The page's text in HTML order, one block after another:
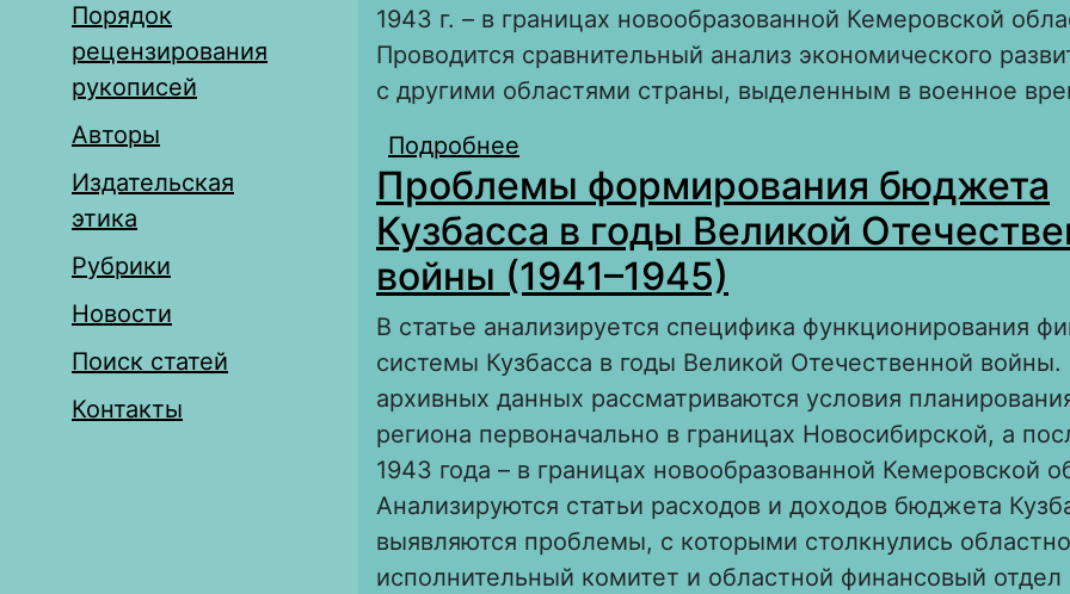
Порядок
рецензирования
рукописей
Авторы
Издательская
этика
Рубрики
Новости
Поиск статей
Контакты
1943 г. – в границах новообразованной Кемеровской
Проводится сравнительный анализ экономического
с другими областями страны, выделенным в военное
Подробнее
Великой Отечественной войны (1941–1945)
Проблемы формирования бюджета
Кузбасса в годы Великой
войны (1941–1945)
В статье анализируется специфика функционирования
системы Кузбасса в годы Великой Отечественной
архивных данных рассматриваются условия
региона первоначально в границах Новосибирской, а
1943 года – в границах новообразованной Кемеровской
Анализируются статьи расходов и доходов бюджета
выявляются проблемы, с которыми столкнулись
исполнительный комитет и областной финансовый отдел